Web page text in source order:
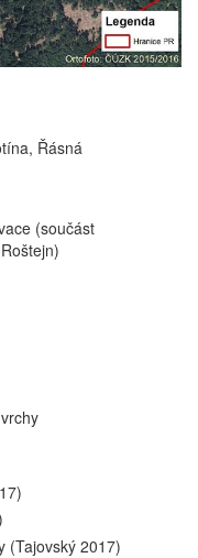
Řásná
(součást
(Tajovský 2017)